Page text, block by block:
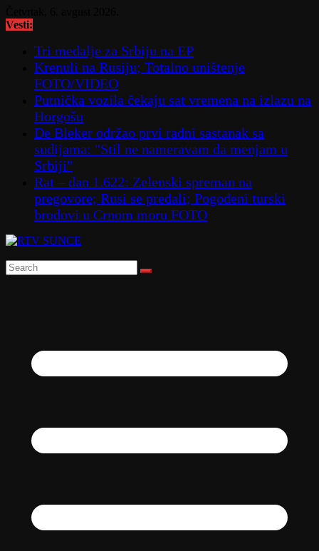
to
Vesti:
Tri medalje za Srbiju na EP
Krenuli na Rusiju; Totalno uništenje
FOTO/VIDEO
Putnička vozila čekaju sat vremena na izlazu na
Horgošu
De Bleker održao prvi radni sastanak sa
sudijama: "Stil ne nameravam da menjam u
Srbiji"
Rat – dan 1.622: Zelenski spreman na
pregovore; Rusi se predali; Pogođeni turski
brodovi u Crnom moru FOTO